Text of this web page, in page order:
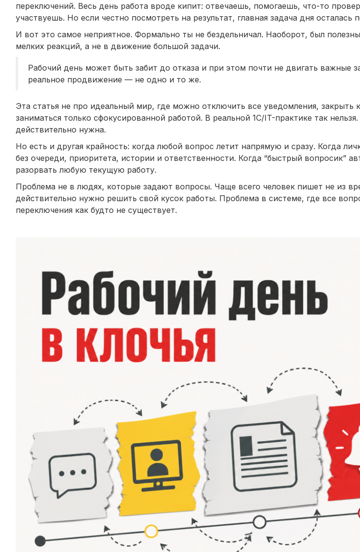
переключений. Весь день работа вроде кипит: отвечаешь, помогаешь, что-то
участвуешь. Но если честно посмотреть на результат, главная задача дня
И вот это самое неприятное. Формально ты не бездельничал. Наоборот, был
мелких реакций, а не в движение большой задачи.
Рабочий день может быть забит до отказа и при этом почти не двигать важные
реальное продвижение — не одно и то же.
Эта статья не про идеальный мир, где можно отключить все уведомления, закрыть
заниматься только сфокусированной работой. В реальной 1С/IT-практике так
действительно нужна.
Но есть и другая крайность: когда любой вопрос летит напрямую и сразу. Когда
без очереди, приоритета, истории и ответственности. Когда “быстрый вопросик”
разорвать любую текущую работу.
Проблема не в людях, которые задают вопросы. Чаще всего человек пишет не из
действительно нужно решить свой кусок работы. Проблема в системе, где все
переключения как будто не существует.